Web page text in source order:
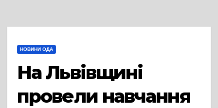
НОВИНИ ОДА
На Львівщині
провели навчання